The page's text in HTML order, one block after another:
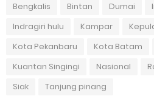
Bengkalis Bintan Dumai
Indragiri hulu
Kampar
Kota Pekanbaru
Kota Batam
Kuantan Singingi
Nasional
Siak
Tanjung pinang